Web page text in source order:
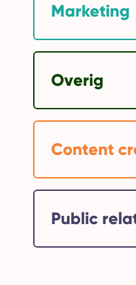
Marketing
Overig
Content
Public